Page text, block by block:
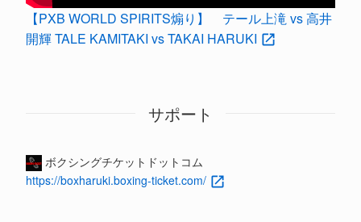
【PXB WORLD SPIRITS煽り】 テール上滝 vs 高井
開輝 TALE KAMITAKI vs TAKAI HARUKI
サポート
ボクシングチケットドットコム
https://boxharuki.boxing-ticket.com/